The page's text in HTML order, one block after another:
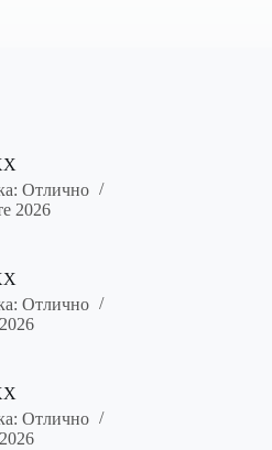
Отлично
2026
Отлично
Отлично